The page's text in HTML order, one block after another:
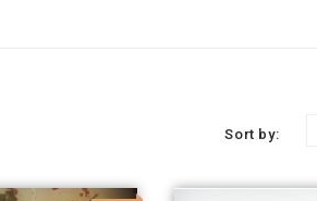
Sort by: